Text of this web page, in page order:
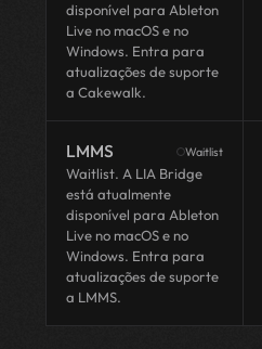
disponível para Ableton
Live no macOS e no
Windows. Entra para
atualizações de suporte
a Cakewalk.
LMMS Waitlist
Waitlist. A LIA Bridge
está atualmente
disponível para Ableton
Live no macOS e no
Windows. Entra para
atualizações de suporte
a LMMS.